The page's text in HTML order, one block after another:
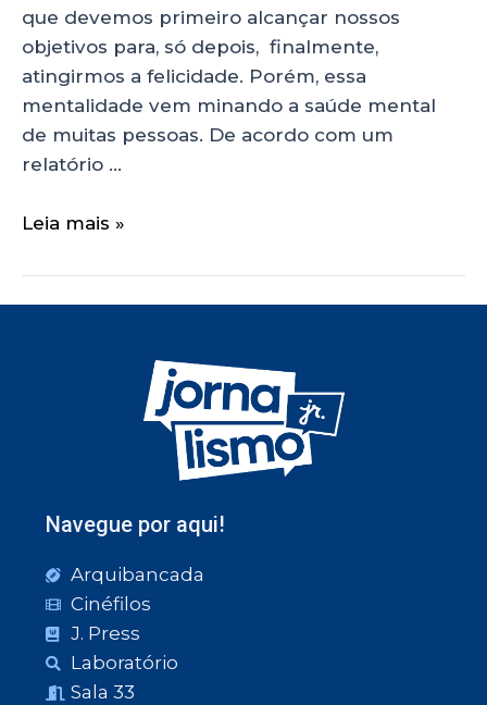
que devemos primeiro alcançar nossos
objetivos para, só depois, finalmente,
atingirmos a felicidade. Porém, essa
mentalidade vem minando a saúde mental
de muitas pessoas. De acordo com um
relatório …
Leia mais »
Navegue por aqui!
Arquibancada
Cinéfilos
J. Press
Laboratório
Sala 33